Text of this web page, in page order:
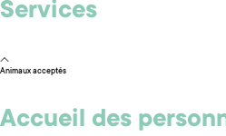
Services
Animaux acceptés
Accueil des